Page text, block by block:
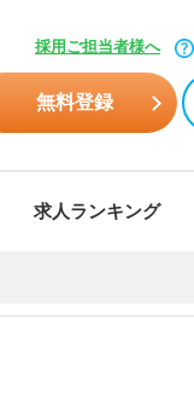
採用ご担当者様へ
無料登録
求人ランキング